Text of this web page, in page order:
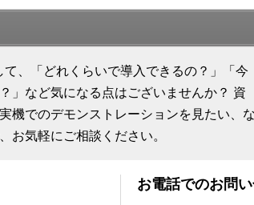
て、「どれくらいで導入できるの？」「今
」など気になる点はございませんか？ 資
機でのデモンストレーションを見たい、な
お気軽にご相談ください。
お電話でのお問